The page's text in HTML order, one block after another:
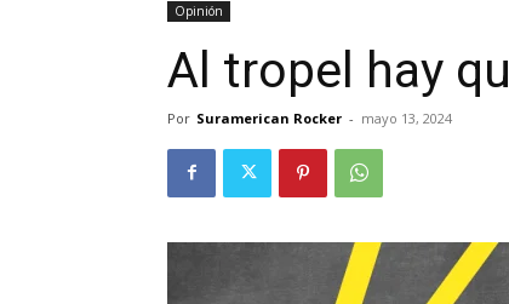
Opinión
Al tropel hay
Por Suramerican Rocker - mayo 13, 2024